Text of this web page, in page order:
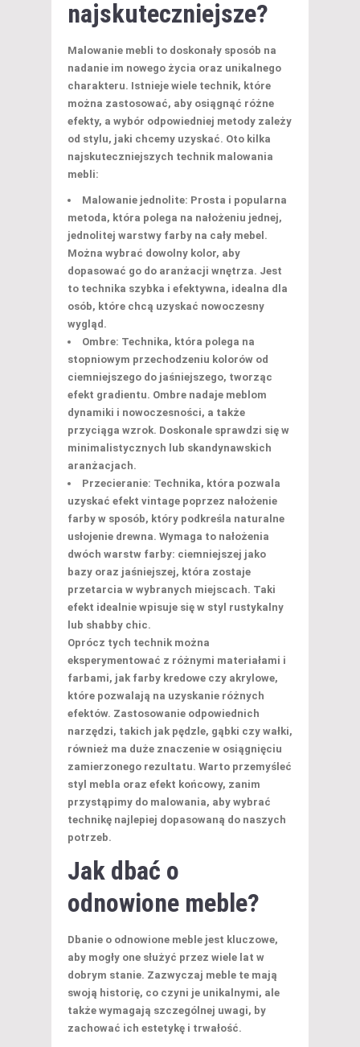
najskuteczniejsze?
Malowanie mebli to doskonały sposób na
nadanie im nowego życia oraz unikalnego
charakteru. Istnieje wiele technik, które
można zastosować, aby osiągnąć różne
efekty, a wybór odpowiedniej metody zależy
od stylu, jaki chcemy uzyskać. Oto kilka
najskuteczniejszych technik malowania
mebli:
Malowanie jednolite: Prosta i popularna
metoda, która polega na nałożeniu jednej,
jednolitej warstwy farby na cały mebel.
Można wybrać dowolny kolor, aby
dopasować go do aranżacji wnętrza. Jest
to technika szybka i efektywna, idealna dla
osób, które chcą uzyskać nowoczesny
wygląd.
Ombre: Technika, która polega na
stopniowym przechodzeniu kolorów od
ciemniejszego do jaśniejszego, tworząc
efekt gradientu. Ombre nadaje meblom
dynamiki i nowoczesności, a także
przyciąga wzrok. Doskonale sprawdzi się w
minimalistycznych lub skandynawskich
aranżacjach.
Przecieranie: Technika, która pozwala
uzyskać efekt vintage poprzez nałożenie
farby w sposób, który podkreśla naturalne
usłojenie drewna. Wymaga to nałożenia
dwóch warstw farby: ciemniejszej jako
bazy oraz jaśniejszej, która zostaje
przetarcia w wybranych miejscach. Taki
efekt idealnie wpisuje się w styl rustykalny
lub shabby chic.
Oprócz tych technik można
eksperymentować z różnymi materiałami i
farbami, jak farby kredowe czy akrylowe,
które pozwalają na uzyskanie różnych
efektów. Zastosowanie odpowiednich
narzędzi, takich jak pędzle, gąbki czy wałki,
również ma duże znaczenie w osiągnięciu
zamierzonego rezultatu. Warto przemyśleć
styl mebla oraz efekt końcowy, zanim
przystąpimy do malowania, aby wybrać
technikę najlepiej dopasowaną do naszych
potrzeb.
Jak dbać o
odnowione meble?
Dbanie o odnowione meble jest kluczowe,
aby mogły one służyć przez wiele lat w
dobrym stanie. Zazwyczaj meble te mają
swoją historię, co czyni je unikalnymi, ale
także wymagają szczególnej uwagi, by
zachować ich estetykę i trwałość.